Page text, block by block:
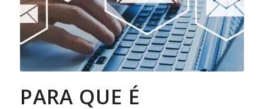
PARA QUE É